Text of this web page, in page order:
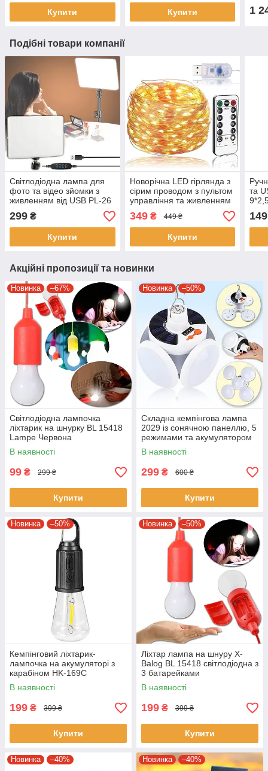
Купити Купити 1
Подібні товари компанії
Світлодіодна лампа для
фото та відео зйомки з
живленням від USB PL-26
Світлодіодна прямокутна
лампа 23x16 см
299 ₴
Купити
Новорічна LED гірлянда з
сірим проводом з пультом
управління та живленням
від USB Крапля Роси
Теплий Білий 20м
349₴ 449 ₴
Купити
та
149
Акційні пропозиції та новинки
Новинка –67%
Світлодіодна лампочка
ліхтарик на шнурку BL 15418
Lampe Червона
В наявності
99 ₴ 299 ₴
Купити
Новинка –50%
Складна кемпінгова лампа
2029 із сонячною панеллю, 5
режимами та акумулятором
40W
В наявності
299 ₴ 600 ₴
Купити
Новинка –50%
Кемпінговий ліхтарик-
лампочка на акумуляторі з
карабіном HK-169C
Акумуляторна світлодіодна
лампа
В наявності
199 ₴ 399 ₴
Купити
Новинка –50%
Ліхтар лампа на шнуру X-
Balog BL 15418 світлодіодна з
3 батарейками
В наявності
199 ₴ 399 ₴
Купити
Новинка –40% Новинка –40%